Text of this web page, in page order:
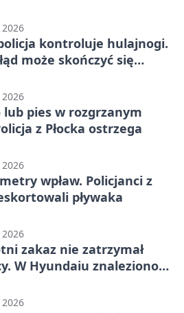
kontroluje hulajnogi.
może skończyć się
lub pies w rozgrzanym
z Płocka ostrzega
wpław. Policjanci z
pływaka
zakaz nie zatrzymał
W Hyundaiu znaleziono